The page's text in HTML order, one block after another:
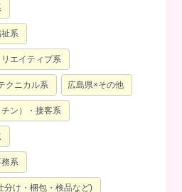
系
エイティブ系
クニカル系 広島県×その他
ン）・接客系
系
分け・梱包・検品など)